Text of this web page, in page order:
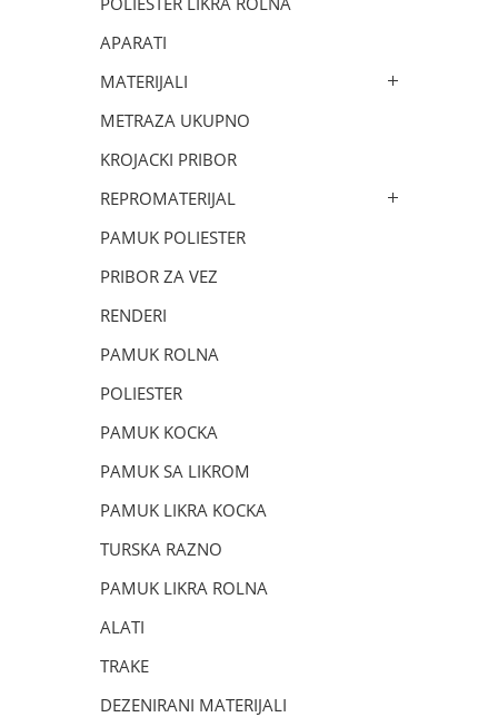
APARATI
MATERIJALI
METRAZA UKUPNO
KROJACKI PRIBOR
REPROMATERIJAL
PAMUK POLIESTER
PRIBOR ZA VEZ
RENDERI
PAMUK ROLNA
POLIESTER
PAMUK KOCKA
PAMUK SA LIKROM
PAMUK LIKRA KOCKA
TURSKA RAZNO
PAMUK LIKRA ROLNA
ALATI
TRAKE
DEZENIRANI MATERIJALI